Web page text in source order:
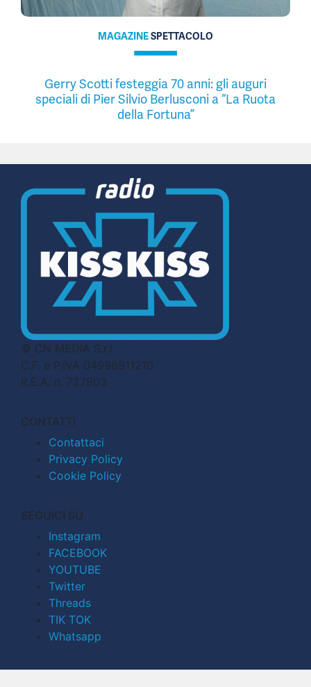
MAGAZINESPETTACOLO
Gerry Scotti festeggia 70 anni: gli auguri
speciali di Pier Silvio Berlusconi a “La Ruota
della Fortuna”
© CN MEDIA S.r.l.
C.F. e P.IVA 04998911210
R.E.A. n. 727803
CONTATTI
Contattaci
Privacy Policy
Cookie Policy
SEGUICI SU
Instagram
FACEBOOK
YOUTUBE
Twitter
Threads
TIK TOK
Whatsapp